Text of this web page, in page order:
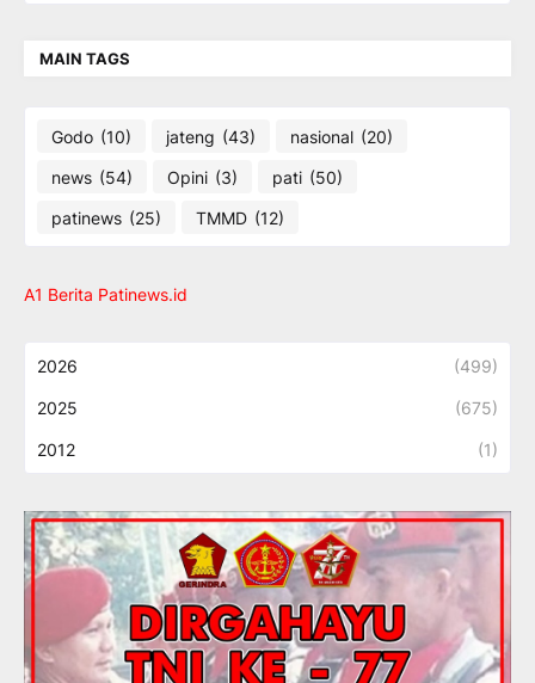
MAIN TAGS
Godo (10) jateng (43) nasional (20)
news (54) Opini (3) pati (50)
patinews (25) TMMD (12)
A1 Berita Patinews.id
2026 (499)
2025 (675)
2012 (1)